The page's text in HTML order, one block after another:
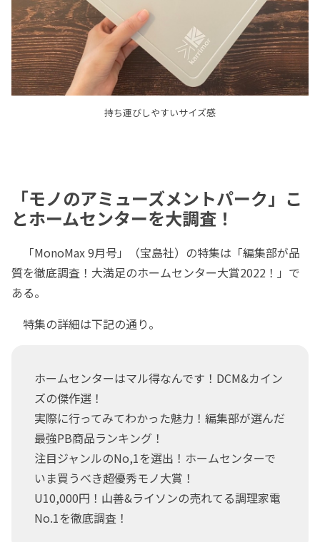
持ち運びしやすいサイズ感
「モノのアミューズメントパーク」こ
とホームセンターを大調査！
「MonoMax 9月号」（宝島社）の特集は「編集部が品
質を徹底調査！大満足のホームセンター大賞2022！」で
ある。
特集の詳細は下記の通り。
ホームセンターはマル得なんです！DCM&カイン
ズの傑作選！
実際に行ってみてわかった魅力！編集部が選んだ
最強PB商品ランキング！
注目ジャンルのNo,1を選出！ホームセンターで
いま買うべき超優秀モノ大賞！
U10,000円！山善&ライソンの売れてる調理家電
No.1を徹底調査！